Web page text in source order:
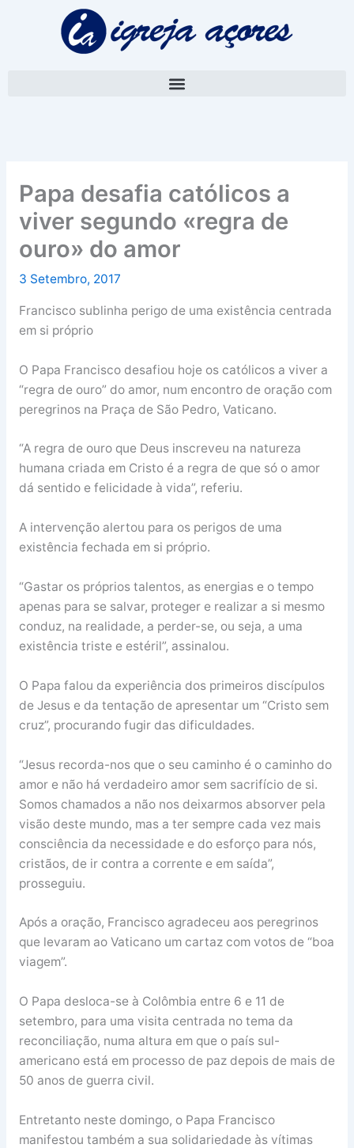
Papa desafia católicos a
viver segundo «regra de
ouro» do amor
3 Setembro, 2017
Francisco sublinha perigo de uma existência centrada
em si próprio
O Papa Francisco desafiou hoje os católicos a viver a
“regra de ouro” do amor, num encontro de oração com
peregrinos na Praça de São Pedro, Vaticano.
“A regra de ouro que Deus inscreveu na natureza
humana criada em Cristo é a regra de que só o amor
dá sentido e felicidade à vida”, referiu.
A intervenção alertou para os perigos de uma
existência fechada em si próprio.
“Gastar os próprios talentos, as energias e o tempo
apenas para se salvar, proteger e realizar a si mesmo
conduz, na realidade, a perder-se, ou seja, a uma
existência triste e estéril”, assinalou.
O Papa falou da experiência dos primeiros discípulos
de Jesus e da tentação de apresentar um “Cristo sem
cruz”, procurando fugir das dificuldades.
“Jesus recorda-nos que o seu caminho é o caminho do
amor e não há verdadeiro amor sem sacrifício de si.
Somos chamados a não nos deixarmos absorver pela
visão deste mundo, mas a ter sempre cada vez mais
consciência da necessidade e do esforço para nós,
cristãos, de ir contra a corrente e em saída”,
prosseguiu.
Após a oração, Francisco agradeceu aos peregrinos
que levaram ao Vaticano um cartaz com votos de “boa
viagem”.
O Papa desloca-se à Colômbia entre 6 e 11 de
setembro, para uma visita centrada no tema da
reconciliação, numa altura em que o país sul-
americano está em processo de paz depois de mais de
50 anos de guerra civil.
Entretanto neste domingo, o Papa Francisco
manifestou também a sua solidariedade às vítimas